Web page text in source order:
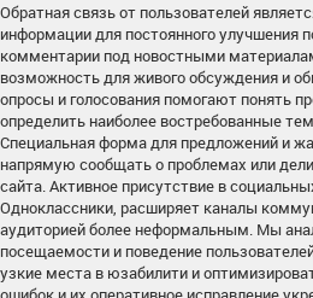
Обратная связь от пользователей
информации для постоянного улучшения
комментарии под новостными
возможность для живого обсуждения и
опросы и голосования помогают понять
определить наиболее востребованные
Специальная форма для предложений и
напрямую сообщать о проблемах или
сайта. Активное присутствие в
Одноклассники, расширяет каналы
аудиторией более неформальным. Мы
посещаемости и поведение
узкие места в юзабилити и